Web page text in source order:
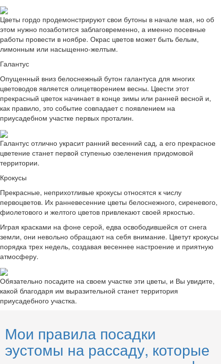
Цветы гордо продемонстрируют свои бутоны в начале мая, но об
этом нужно позаботится заблаговременно, а именно посевные
работы провести в ноябре. Окрас цветов может быть белым,
лимонным или насыщенно-желтым.
Галантус
Опущенный вниз белоснежный бутон галантуса для многих
цветоводов является олицетворением весны. Цвести этот
прекрасный цветок начинает в конце зимы или ранней весной и,
как правило, это событие совпадает с появлением на
приусадебном участке первых проталин.
Галантус отлично украсит ранний весенний сад, а его прекрасное
цветение станет первой ступенью озеленения придомовой
территории.
Крокусы
Прекрасные, неприхотливые крокусы относятся к числу
первоцветов. Их ранневесенние цветы белоснежного, сиреневого,
фиолетового и желтого цветов привлекают своей яркостью.
Играя красками на фоне серой, едва освободившейся от снега
земли, они невольно обращают на себя внимание. Цветут крокусы
порядка трех недель, создавая весеннее настроение и приятную
атмосферу.
Обязательно посадите на своем участке эти цветы, и Вы увидите,
какой благодаря им выразительной станет территория
приусадебного участка.
Мои правила посадки
эустомы на рассаду, которые